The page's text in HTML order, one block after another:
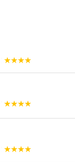
★★★★
★★★★
★★★★